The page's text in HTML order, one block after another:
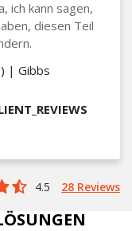
ich kann sagen,
diesen Teil
| Gibbs
4.5 28 Reviews